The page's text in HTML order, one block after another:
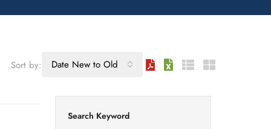
Sort by: Date New to Old
Search Keyword